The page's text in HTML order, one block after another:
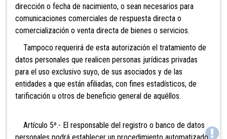
dirección o fecha de nacimiento, o sean necesarios para
comunicaciones comerciales de respuesta directa o
comercialización o venta directa de bienes o servicios.
Tampoco requerirá de esta autorización el tratamiento de
datos personales que realicen personas jurídicas privadas
para el uso exclusivo suyo, de sus asociados y de las
entidades a que están afiliadas, con fines estadísticos, de
tarificación u otros de beneficio general de aquéllos.
Artículo 5º.- El responsable del registro o banco de datos